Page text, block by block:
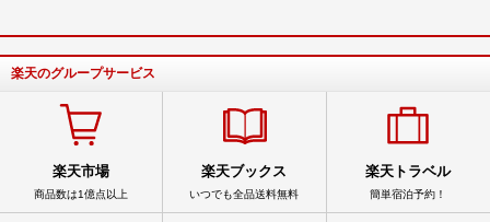
楽天のグループサービス
楽天市場
商品数は1億点以上
楽天ブックス
いつでも全品送料無料
楽天トラベル
簡単宿泊予約！